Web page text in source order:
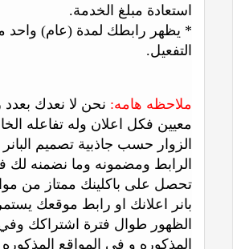
استعادة مبلغ الخدمة.
* يظهر رابطك لمدة (عام) واحد
التفعيل.
ملاحظه هامه: نحن لا نعدك بعدد
معيين فكل اعلان وله تفاعله
الزوار حسب جاذبية تصميم
الرابط ومضمونه وما نضمنه لك
تحصل على باكلينك ممتاز من
بانر اعلانك او رابط موقعك
الظهور طوال فترة اشتراكك
المذكوره و في المواقع